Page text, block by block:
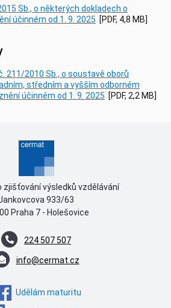
Sb., o některých dokladech o
účinném od 1. 9. 2025 [PDF, 4,8 MB]
211/2010 Sb., o soustavě oborů
středním a vyšším odborném
účinném od 1. 9. 2025 [PDF, 2,2 MB]
zjišťování výsledků vzdělávání
933/63
Praha 7 - Holešovice
224 507 507
info@cermat.cz
Udělám maturitu